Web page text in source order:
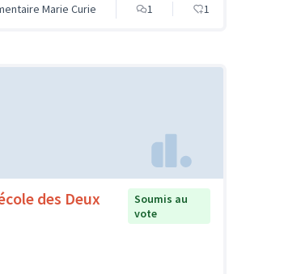
Marie Curie 1 1
des Deux
Soumis au
vote